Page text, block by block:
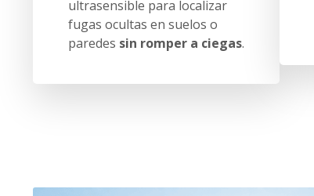
ultrasensible para localizar
fugas ocultas en suelos o
paredes sin romper a ciegas.